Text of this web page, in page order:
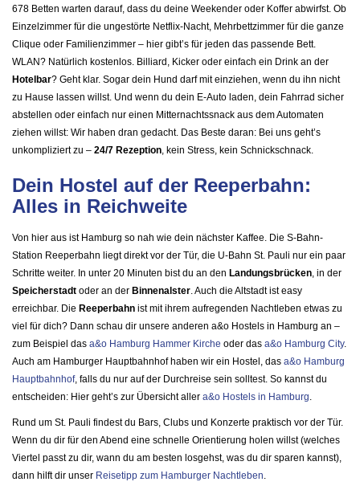
678 Betten warten darauf, dass du deine Weekender oder Koffer abwirfst. Ob
Einzelzimmer für die ungestörte Netflix-Nacht, Mehrbettzimmer für die ganze
Clique oder Familienzimmer – hier gibt’s für jeden das passende Bett.
WLAN? Natürlich kostenlos. Billiard, Kicker oder einfach ein Drink an der
Hotelbar? Geht klar. Sogar dein Hund darf mit einziehen, wenn du ihn nicht
zu Hause lassen willst. Und wenn du dein E-Auto laden, dein Fahrrad sicher
abstellen oder einfach nur einen Mitternachtssnack aus dem Automaten
ziehen willst: Wir haben dran gedacht. Das Beste daran: Bei uns geht’s
unkompliziert zu – 24/7 Rezeption, kein Stress, kein Schnickschnack.
Dein Hostel auf der Reeperbahn:
Alles in Reichweite
Von hier aus ist Hamburg so nah wie dein nächster Kaffee. Die S-Bahn-
Station Reeperbahn liegt direkt vor der Tür, die U-Bahn St. Pauli nur ein paar
Schritte weiter. In unter 20 Minuten bist du an den Landungsbrücken, in der
Speicherstadt oder an der Binnenalster. Auch die Altstadt ist easy
erreichbar. Die Reeperbahn ist mit ihrem aufregenden Nachtleben etwas zu
viel für dich? Dann schau dir unsere anderen a&o Hostels in Hamburg an –
zum Beispiel das a&o Hamburg Hammer Kirche oder das a&o Hamburg City.
Auch am Hamburger Hauptbahnhof haben wir ein Hostel, das a&o Hamburg
Hauptbahnhof, falls du nur auf der Durchreise sein solltest. So kannst du
entscheiden: Hier geht’s zur Übersicht aller a&o Hostels in Hamburg.
Rund um St. Pauli findest du Bars, Clubs und Konzerte praktisch vor der Tür.
Wenn du dir für den Abend eine schnelle Orientierung holen willst (welches
Viertel passt zu dir, wann du am besten losgehst, was du dir sparen kannst),
dann hilft dir unser Reisetipp zum Hamburger Nachtleben.